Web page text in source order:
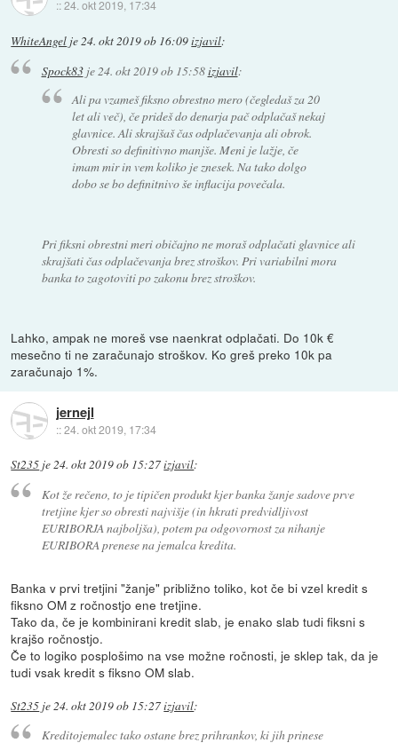
::24. okt 2019, 17:34
WhiteAngel je24. okt 2019 ob 16:09izjavil:
Spock83je 24. okt 2019 ob 15:58izjavil:
Ali pa vzameš fiksno obrestno mero (čegledaš za 20
let ali več), če prideš do denarja pač odplačaš nekaj
glavnice. Ali skrajšaš čas odplačevanja ali obrok.
Obresti so definitivno manjše. Meni je lažje, če
imam mir in vem koliko je znesek. Na tako dolgo
dobo se bo definitnivo še inflacija povečala.
Pri fiksni obrestni meri običajno ne moraš odplačati glavnice ali
skrajšati čas odplačevanja brez stroškov. Pri variabilni mora
banka to zagotoviti po zakonu brez stroškov.
Lahko, ampak ne moreš vse naenkrat odplačati. Do 10k €
mesečno ti ne zaračunajo stroškov. Ko greš preko 10k pa
zaračunajo 1%.
jernejl
::24. okt 2019, 17:34
St235 je24. okt 2019 ob 15:27izjavil:
Kot že rečeno, to je tipičen produkt kjer banka žanje sadove prve
tretjine kjer so obresti najvišje (in hkrati predvidljivost
EURIBORJA najboljša), potem pa odgovornost za nihanje
EURIBORA prenese na jemalca kredita.
Banka v prvi tretjini "žanje" približno toliko, kot če bi vzel kredit s
fiksno OM z ročnostjo ene tretjine.
Tako da, če je kombinirani kredit slab, je enako slab tudi fiksni s
krajšo ročnostjo.
Če to logiko posplošimo na vse možne ročnosti, je sklep tak, da je
tudi vsak kredit s fiksno OM slab.
St235 je24. okt 2019 ob 15:27izjavil:
Kreditojemalec tako ostane brez prihrankov, ki jih prinese